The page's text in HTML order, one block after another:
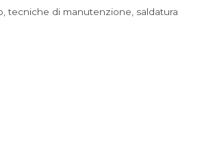
tecniche di manutenzione, saldatura